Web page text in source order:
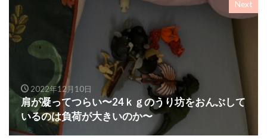
Next
2022年12月10日
肩が凝ってつらい〜24ｋｇのうり坊をおんぶして
いるのは負荷が大きいのか〜